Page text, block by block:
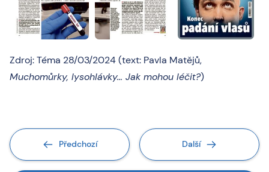
Zdroj: Téma 28/03/2024 (text: Pavla Matějů,
Muchomůrky, lysohlávky… Jak mohou léčit?)
Předchozí Další